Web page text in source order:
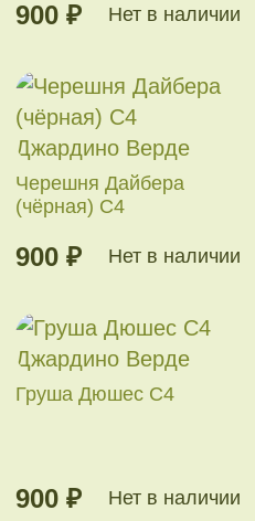
900 ₽ Нет в наличии
Черешня Дайбера
(чёрная) С4
900 ₽ Нет в наличии
Груша Дюшес С4
900 ₽ Нет в наличии